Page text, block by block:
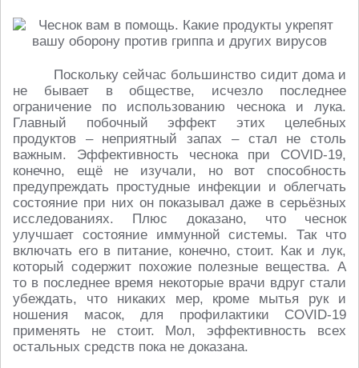
Поскольку сейчас большинство сидит дома и
не бывает в обществе, исчезло последнее
ограничение по использованию чеснока и лука.
Главный побочный эффект этих целебных
продуктов – неприятный запах – стал не столь
важным. Эффективность чеснока при COVID-19,
конечно, ещё не изучали, но вот способность
предупреждать простудные инфекции и облегчать
состояние при них он показывал даже в серьёзных
исследованиях. Плюс доказано, что чеснок
улучшает состояние иммунной системы. Так что
включать его в питание, конечно, стоит. Как и лук,
который содержит похожие полезные вещества. А
то в последнее время некоторые врачи вдруг стали
убеждать, что никаких мер, кроме мытья рук и
ношения масок, для профилактики COVID-19
применять не стоит. Мол, эффективность всех
остальных средств пока не доказана.